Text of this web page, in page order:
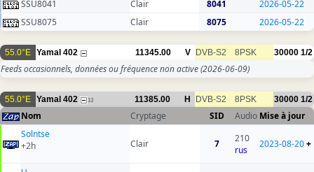
SSU8041 Clair 8041
2026-05-22
SSU8075
Clair 8075 2026-05-22
55.0°E Yamal 402 11345.00 V DVB-S2 8PSK 30000 1/2
Feeds occasionnels, données ou fréquence non active(2026-06-09)
55.0°E Yamal 402 13 11385.00 H DVB-S2 8PSK 30000 1/2
Nom Cryptage SID Audio Mise à jour
Solntse
+2h
Clair 7
210
rus
2023-08-20+